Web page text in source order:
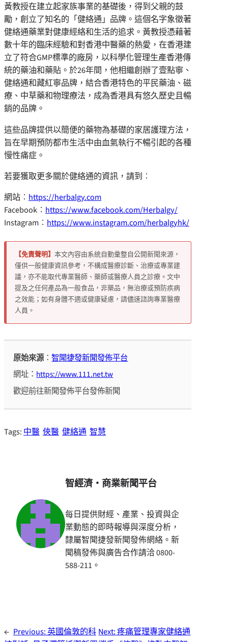
黃教授在建立起家族事業的基礎後，得到父親的鼓
勵，創立了知名的「健絡通」品牌。這個名字象徵著
健絡通藥業對健康經絡和生活的追求。黃教授憑藉著
數十年的臨床經驗和對香港中醫藥的熱愛，在香港建
立了符合GMP標準的廠房，以科學化管理生產香港傳
統的藥油和藥貼。於26年間，他相繼創辦了壹點寧、
健絡通和藏紅寧品牌，結合香港特色的平民藥油、磁
療、中草藥和物理療法，成為香港具有悠久歷史且暢
銷的品牌。
這些品牌提供以簡便的藥物為基礎的家居護理方法，
旨在早期預防都市生活中由血氣執行不暢引起的各種
慢性痛症。
若要獲取更多關於健絡通的資訊，請到︰
網站︰ https://herbalgy.com
Facebook︰ https://www.facebook.com/Herbalgy/
Instagram︰ https://www.instagram.com/herbalgyhk/
【免責聲明】 本文內容由系統自動彙整自公開新聞來源，
僅供一般健康資訊參考，不構成醫療診斷、治療或專業建
議，亦不能取代專業醫師、藥師或醫療人員之診療。文中
提及之任何產品為一般食品，非藥品，無治療或預防疾病
之效能；如有身體不適或健康疑慮，請儘速諮詢專業醫療
人員。
原始來源：智聞捷發新聞發佈平台
網址：https://www.111.net.tw
歡迎前往新聞發佈平台發佈新聞
Tags: 中醫 俠醫 健絡通 智慧
智經濟・商業新聞平台
每日提供財經、產業、投資與企
業動態的即時報導與深度分析，
隸屬智聞捷發新聞發佈網絡。新
聞稿發佈與廣告合作請洽 0800-
588-211。
← Previous:英國倫敦的科 Next:疼痛管理專家健絡通